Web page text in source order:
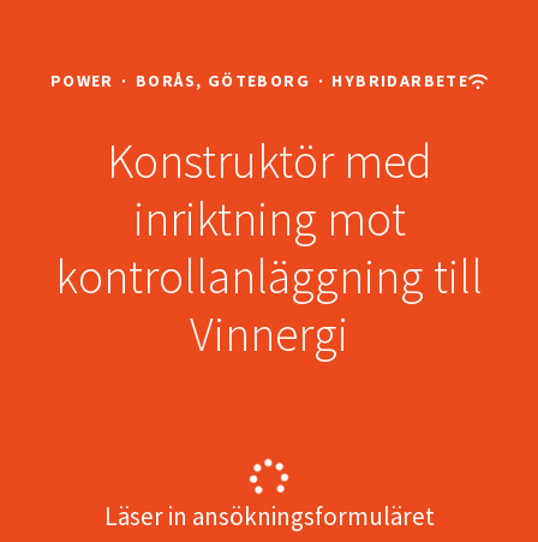
POWER · BORÅS, GÖTEBORG · HYBRIDARBETE
Konstruktör med
inriktning mot
kontrollanläggning till
Vinnergi
Läser in ansökningsformuläret